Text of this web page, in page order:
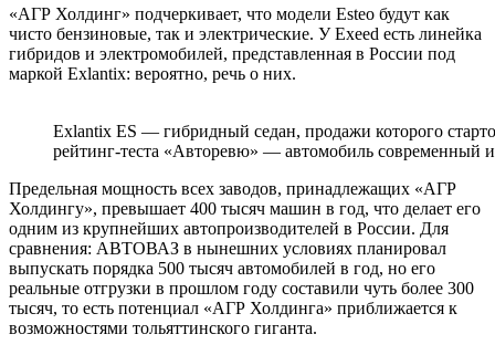
«АГР Холдинг» подчеркивает, что модели Esteo будут как
чисто бензиновые, так и электрические. У Exeed есть линейка
гибридов и электромобилей, представленная в России под
маркой Exlantix: вероятно, речь о них.
Exlantix ES — гибридный седан, продажи которого
рейтинг-теста «Авторевю» — автомобиль современный
Предельная мощность всех заводов, принадлежащих «АГР
Холдингу», превышает 400 тысяч машин в год, что делает его
одним из крупнейших автопроизводителей в России. Для
сравнения: АВТОВАЗ в нынешних условиях планировал
выпускать порядка 500 тысяч автомобилей в год, но его
реальные отгрузки в прошлом году составили чуть более 300
тысяч, то есть потенциал «АГР Холдинга» приближается к
возможностями тольяттинского гиганта.